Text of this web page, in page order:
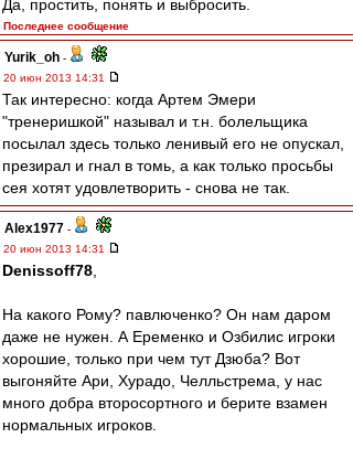
Да, простить, понять и выбросить.
Последнее сообщение
Yurik_oh -
20 июн 2013 14:31
Так интересно: когда Артем Эмери
"тренеришкой" называл и т.н. болельщика
посылал здесь только ленивый его не опускал,
презирал и гнал в томь, а как только просьбы
сея хотят удовлетворить - снова не так.
Alex1977 -
20 июн 2013 14:31
Denissoff78
На какого Рому? павлюченко? Он нам даром
даже не нужен. А Еременко и Озбилис игроки
хорошие, только при чем тут Дзюба? Вот
выгоняйте Ари, Хурадо, Челльстрема, у нас
много добра второсортного и берите взамен
нормальных игроков.